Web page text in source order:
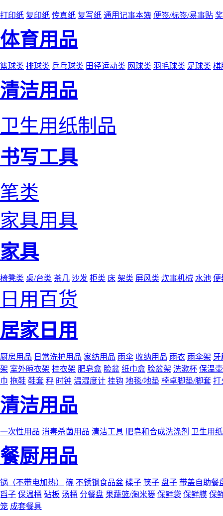
打印纸 复印纸 传真纸 复写纸 通用记事本簿 便签/标签/易事贴
体育用品
篮球类 排球类 乒乓球类 田径运动类 网球类 羽毛球类 足球类 棋
清洁用品
卫生用纸制品
书写工具
笔类
家具用具
家具
椅凳类 桌/台类 茶几 沙发 柜类 床 架类 屏风类 炊事机械 水池 便
日用百货
居家日用
厨房用品 日常洗护用品 家纺用品 雨伞 收纳用品 雨衣 雨伞架 牙
架 室外晾衣架 挂衣架 肥皂盒 脸盆 纸巾盒 脸盆架 洗漱杯 保温
巾 拖鞋 鞋套 秤 时钟 温湿度计 挂钩 地毯/地垫 椅卓脚垫/脚套 打
清洁用品
一次性用品 消毒杀菌用品 清洁工具 肥皂和合成洗涤剂 卫生用
餐厨用品
锅（不带电加热） 碗 不锈钢食品盆 碟子 筷子 盘子 带盖自助餐
舀子 保温桶 砧板 汤桶 分餐盘 果蔬篮/淘米篓 保鲜袋 保鲜膜 保
笼 成套餐具